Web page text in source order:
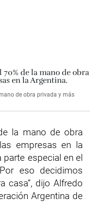
de obra privada y más
la mano de obra
empresas en la
especial en el
eso decidimos
casa”, dijo Alfredo
Argentina de